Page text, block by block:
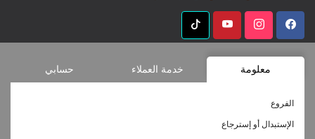
معلومة خدمة العملاء حسابي
الفروع
الإستبدال أو إسترجاع